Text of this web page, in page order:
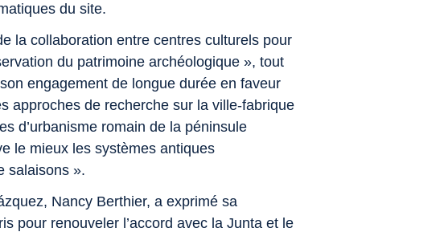
du site.
la collaboration entre centres culturels pour
du patrimoine archéologique », tout
engagement de longue durée en faveur
approches de recherche sur la ville‑fabrique
d’urbanisme romain de la péninsule
le mieux les systèmes antiques
salaisons ».
, Nancy Berthier, a exprimé sa
pour renouveler l’accord avec la Junta et le